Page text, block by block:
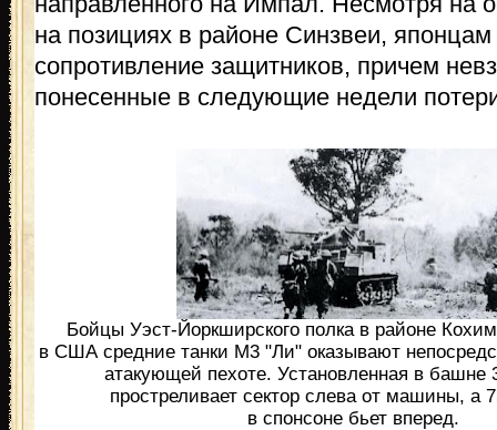
на позициях в районе Синзвеи,
сопротивление защитников, причем
понесенные в следующие недели
Бойцы Уэст-Йоркширского полка в районе
в США средние танки М3 "Ли" оказывают
атакующей пехоте. Установленная в башне
простреливает сектор слева от машины, а
в спонсоне бьет вперед.